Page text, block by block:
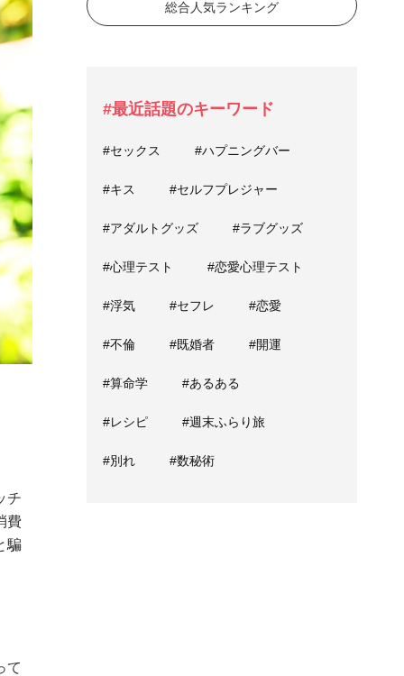
チ
費
騙
て
総合人気ランキング
#最近話題のキーワード
#セックス #ハプニングバー
#キス #セルフプレジャー
#アダルトグッズ #ラブグッズ
#心理テスト #恋愛心理テスト
#浮気 #セフレ #恋愛
#不倫 #既婚者 #開運
#算命学 #あるある
#レシピ #週末ふらり旅
#別れ #数秘術